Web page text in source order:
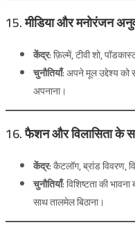
15. मीडिया और मनोरंजन
केंद्र:फ़िल्में, टीवी शो,
चुनौतियाँ:अपने मूल उद्देश्य को
अपनाना।
16. फैशन और विलासिता के
केंद्र:कैटलॉग, ब्रांड विवरण,
चुनौतियाँ:विशिष्टता की
साथ तालमेल बिठाना।